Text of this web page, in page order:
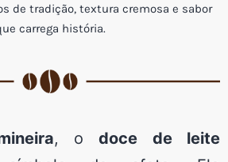
de tradição, textura cremosa e sabor
carrega história.
, odoce de leite